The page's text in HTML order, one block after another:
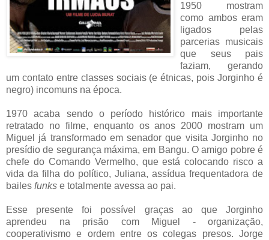
1950 mostram
como ambos eram
ligados pelas
parcerias musicais
que seus pais
faziam, gerando
um contato entre classes sociais (e étnicas, pois Jorginho é
negro) incomuns na época.
1970 acaba sendo o período histórico mais importante
retratado no filme, enquanto os anos 2000 mostram um
Miguel já transformado em senador que visita Jorginho no
presídio de segurança máxima, em Bangu. O amigo pobre é
chefe do Comando Vermelho, que está colocando risco a
vida da filha do político, Juliana, assídua frequentadora de
bailes funks e totalmente avessa ao pai.
Esse presente foi possível graças ao que Jorginho
aprendeu na prisão com Miguel - organização,
cooperativismo e ordem entre os colegas presos. Jorge